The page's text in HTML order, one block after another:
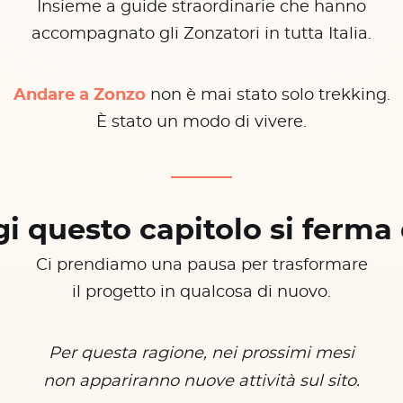
Insieme a guide straordinarie che hanno
accompagnato gli Zonzatori in tutta Italia.
Andare a Zonzonon è mai stato solo trekking.
È stato un modo di vivere.
questo capitolo si ferma
Ci prendiamo una pausa per trasformare
il progetto in qualcosa di nuovo.
Per questa ragione, nei prossimi mesi
non appariranno nuove attività sul sito.